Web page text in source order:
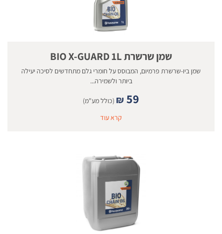
שמן שרשרת BIO X-GUARD 1L
שמן ביו-שרשרת פרמיום, המבוסס על חומרי גלם מתחדשים לסיכה יעילה
ביותר ולשמירה...
₪59
(כולל מע"מ)
קרא עוד